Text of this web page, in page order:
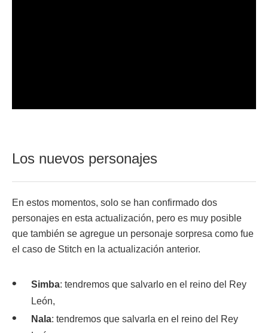
Los nuevos personajes
En estos momentos, solo se han confirmado dos
personajes en esta actualización, pero es muy posible
que también se agregue un personaje sorpresa como fue
el caso de Stitch en la actualización anterior.
Simba: tendremos que salvarlo en el reino del Rey
León,
Nala: tendremos que salvarla en el reino del Rey